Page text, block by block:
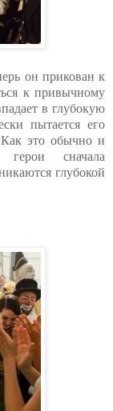
он прикован к
к привычному
в глубокую
пытается его
это обычно и
сначала
глубокой